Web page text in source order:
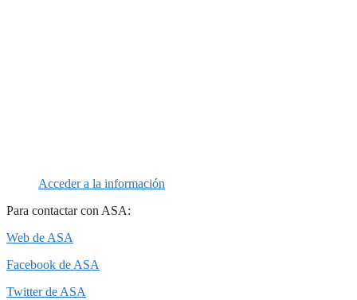
Acceder a la información
Para contactar con ASA:
Web de ASA
Facebook de ASA
Twitter de ASA